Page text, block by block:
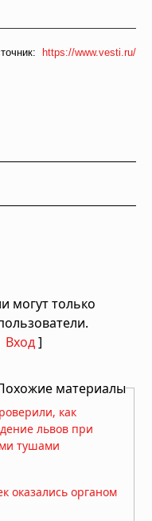
https://www.vesti.ru/
могут только
Вход]
материалы
как
львов при
тушами
оказались органом